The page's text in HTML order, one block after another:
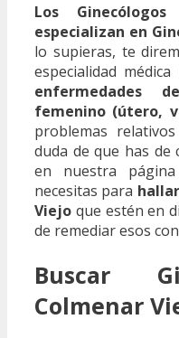
Los
especializan en
lo supieras, te
especialidad
enfermedades
femenino (útero,
problemas
duda de que has de
en nuestra
necesitas para
Viejo que estén en
de remediar esos
Buscar
Colmenar